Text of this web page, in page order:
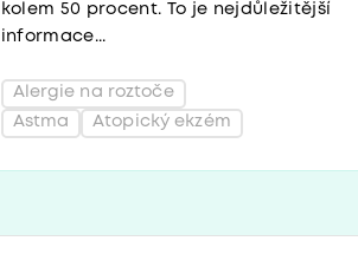
kolem 50 procent. To je nejdůležitější
informace...
Astma Atopický ekzém
Alergie na roztoče